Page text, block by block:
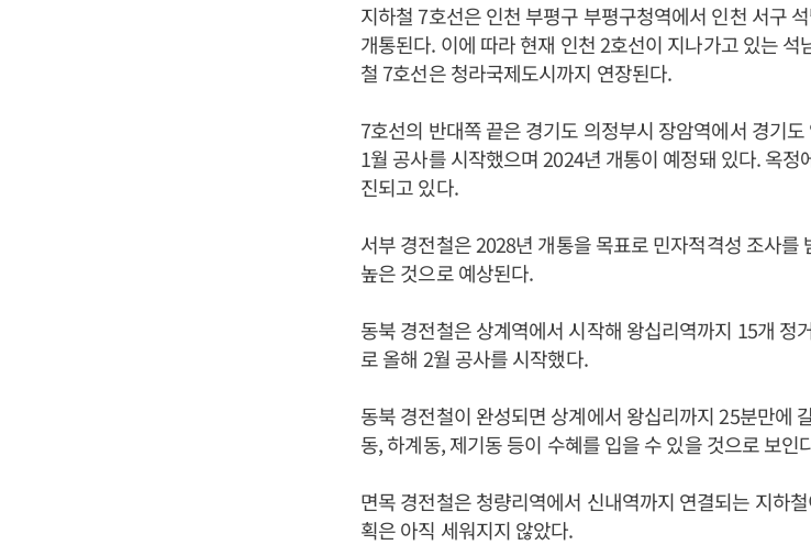
지하철 7호선은 인천 부평구 부평구청역에서 인천 서구
개통된다. 이에 따라 현재 인천 2호선이 지나가고 있는
철 7호선은 청라국제도시까지 연장된다.
7호선의 반대쪽 끝은 경기도 의정부시 장암역에서 경기
1월 공사를 시작했으며 2024년 개통이 예정돼 있다. 옥
진되고 있다.
서부 경전철은 2028년 개통을 목표로 민자적격성 조사를
높은 것으로 예상된다.
동북 경전철은 상계역에서 시작해 왕십리역까지 15개 정
로 올해 2월 공사를 시작했다.
동북 경전철이 완성되면 상계에서 왕십리까지 25분만에
동, 하계동, 제기동 등이 수혜를 입을 수 있을 것으로 보인
면목 경전철은 청량리역에서 신내역까지 연결되는 지하
획은 아직 세워지지 않았다.